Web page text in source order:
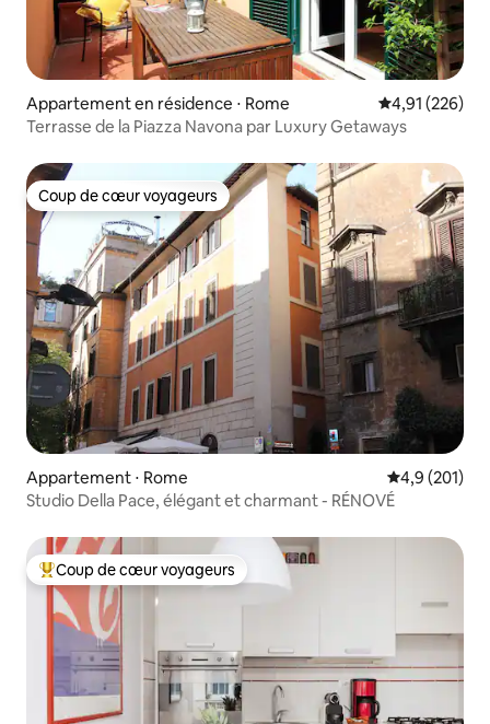
Appartement en résidence ⋅ Rome Évaluation
4,91 (226)
Terrasse de la Piazza Navona par Luxury Getaways
Coup de cœur voyageurs
Coup de cœur voyageurs
Appartement ⋅ Rome Évaluation
4,9 (201)
Studio Della Pace, élégant et charmant - RÉNOVÉ
Coups de cœur voyageurs les plus appréciés
Coup de cœur voyageurs